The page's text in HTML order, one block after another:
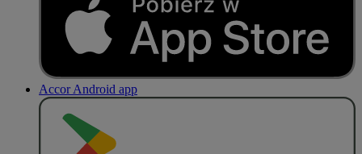
Accor Android app